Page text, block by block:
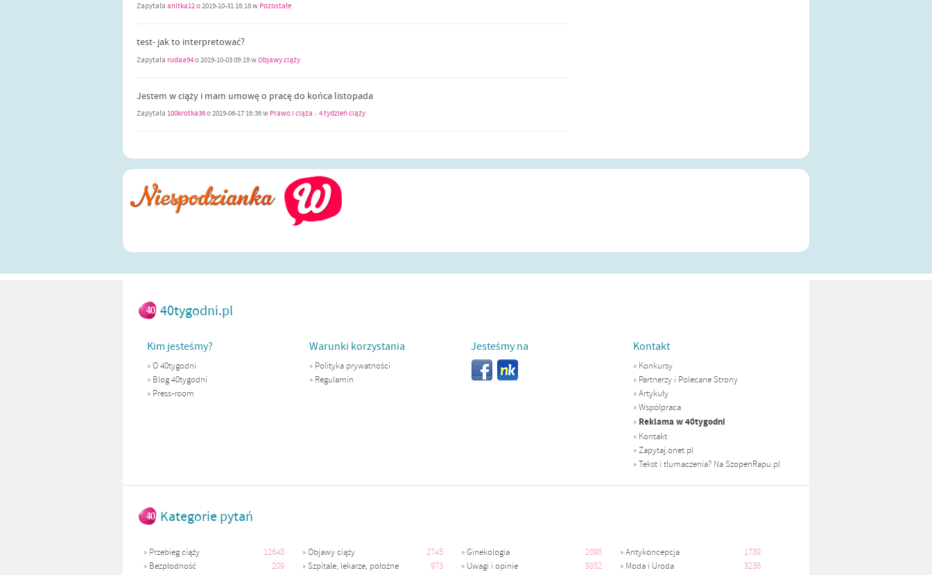
Zapytała anitka12o2019-10-31 16:18w Pozostałe
test- jak to interpretować?
Zapytała rudaa94o2019-10-03 09:19wObjawy ciąży
Jestem w ciąży i mam umowę o pracę do końca listopada
Zapytała 100krotka36o2019-06-17 16:36w Prawo i ciąża | 4 tydzień ciąży
40tygodni.pl
Kim jesteśmy?
»O 40tygodni
» Blog 40tygodni
» Press-room
Warunki korzystania
» Polityka prywatności
» Regulamin
Jesteśmy na Kontakt
» Konkursy
» Partnerzy i Polecane Strony
»Artykuły
»Współpraca
» Reklama w 40tygodni
» Kontakt
»Zapytaj.onet.pl
»Tekst i tłumaczenia? Na SzopenRapu.pl
Kategorie pytań
» Przebieg ciąży 12648 »Objawy ciąży 2745 »Ginekologia 2898 »Antykoncepcja
1789
» Bezpłodność 209 »Szpitale, lekarze, położne 973 » Uwagi i opinie 9852 » Moda i Uroda
3236